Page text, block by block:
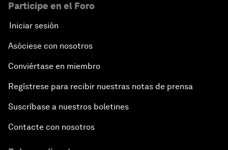
Participe en el Foro
Iniciar sesión
Asóciese con nosotros
Conviértase en miembro
Regístrese para recibir nuestras notas de prensa
Suscríbase a nuestros boletines
Contacte con nosotros